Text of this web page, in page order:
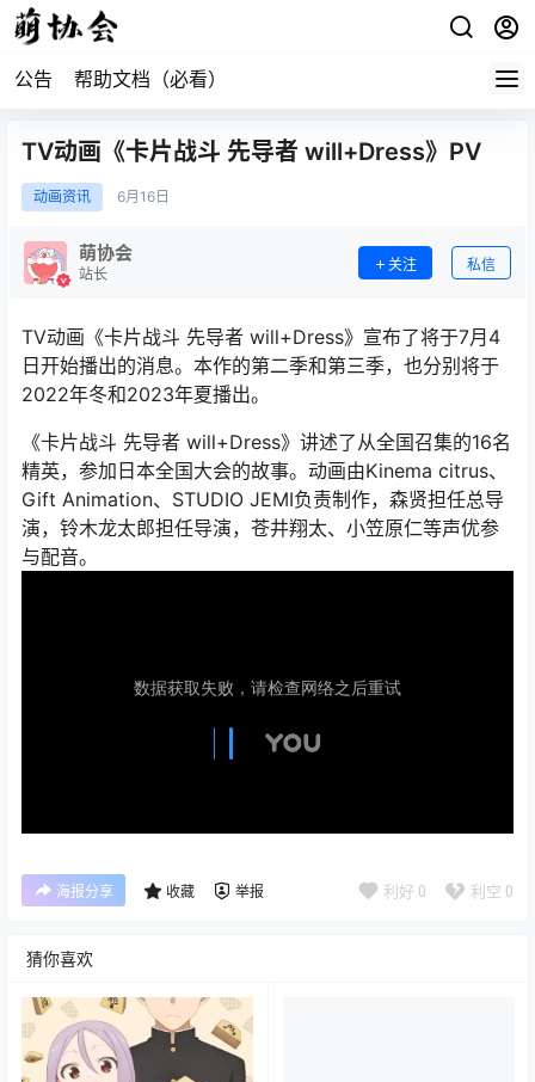
公告 帮助文档（必看）
TV动画《卡片战斗 先导者 will+Dress》PV
动画资讯 6月 16日
萌协会
站长
关注 私信
TV动画《卡片战斗 先导者 will+Dress》宣布了将于7月4
日开始播出的消息。本作的第二季和第三季，也分别将于
2022年冬和2023年夏播出。
《卡片战斗 先导者 will+Dress》讲述了从全国召集的16名
精英，参加日本全国大会的故事。动画由Kinema citrus、
Gift Animation、STUDIO JEMI负责制作，森贤担任总导
演，铃木龙太郎担任导演，苍井翔太、小笠原仁等声优参
与配音。
海报分享 收藏 举报 利好 0 利空 0
猜你喜欢